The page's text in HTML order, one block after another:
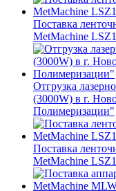
Поставка
MetMachine
Отгрузка
(3000W) в г.
Полимеризации"
Поставка
MetMachine